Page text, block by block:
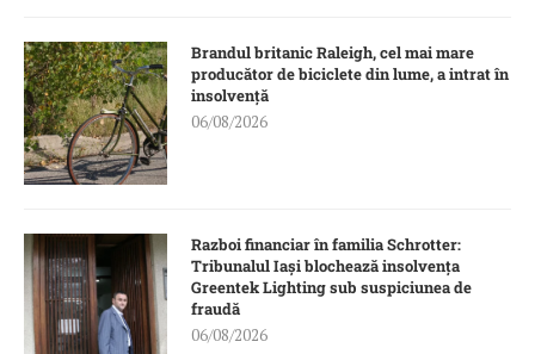
Brandul britanic Raleigh, cel mai mare
producător de biciclete din lume, a intrat în
insolvență
06/08/2026
Razboi financiar în familia Schrotter:
Tribunalul Iași blochează insolvența
Greentek Lighting sub suspiciunea de
fraudă
06/08/2026